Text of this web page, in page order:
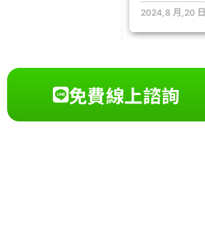
2024,8 月,20 日
免費線上諮詢